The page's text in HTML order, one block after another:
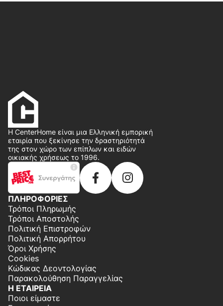
Η CenterHome είναι μια Ελληνική εμπορική
εταιρία που ξεκίνησε την δραστηριότητά
της στον χώρο των επίπλων και ειδών
οικιακής χρήσεως το 1996.
ΠΛΗΡΟΦΟΡΙΕΣ
Τρόποι Πληρωμής
Τρόποι Αποστολής
Πολιτική Επιστροφών
Πολιτική Απορρήτου
Όροι Χρήσης
Cookies
Κώδικας Δεοντολογίας
Παρακολούθηση Παραγγελίας
Η ΕΤΑΙΡΕΙΑ
Ποιοι είμαστε